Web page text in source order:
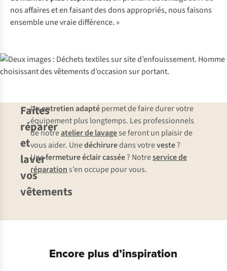
nos affaires et en faisant des dons appropriés, nous faisons
ensemble une vraie différence. »
Faites
réparer
et
laver
vos
vêtements
Unentretien adaptépermet de faire durer votre
équipement plus longtemps. Les professionnels
de notreatelier de lavagese feront un plaisir de
vous aider. Unedéchiruredans votreveste?
Unefermeture éclair cassée? Notreservice de
réparation s’en occupe pour vous.
Encore plus d’inspiration